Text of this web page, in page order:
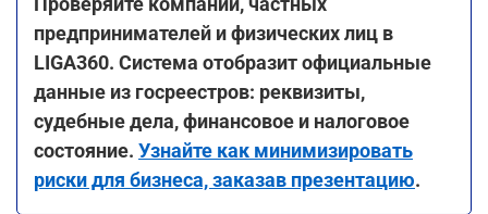
предпринимателей и физических лиц в
LIGA360. Система отобразит официальные
данные из госреестров: реквизиты,
судебные дела, финансовое и налоговое
состояние. Узнайте как минимизировать
риски для бизнеса, заказав презентацию.